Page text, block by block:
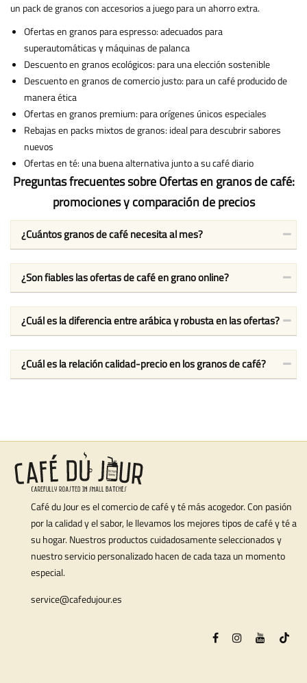
un pack de granos con accesorios a juego para un ahorro extra.
Ofertas en granos para espresso: adecuados para
superautomáticas y máquinas de palanca
Descuento en granos ecológicos: para una elección sostenible
Descuento en granos de comercio justo: para un café producido de
manera ética
Ofertas en granos premium: para orígenes únicos especiales
Rebajas en packs mixtos de granos: ideal para descubrir sabores
nuevos
Ofertas en té: una buena alternativa junto a su café diario
Preguntas frecuentes sobre Ofertas en granos de café:
promociones y comparación de precios
¿Cuántos granos de café necesita al mes?
¿Son fiables las ofertas de café en grano online?
¿Cuál es la diferencia entre arábica y robusta en las ofertas?
¿Cuál es la relación calidad-precio en los granos de café?
Café du Jour es el comercio de café y té más acogedor. Con pasión
por la calidad y el sabor, le llevamos los mejores tipos de café y té a
su hogar. Nuestros productos cuidadosamente seleccionados y
nuestro servicio personalizado hacen de cada taza un momento
especial.
service@cafedujour.es